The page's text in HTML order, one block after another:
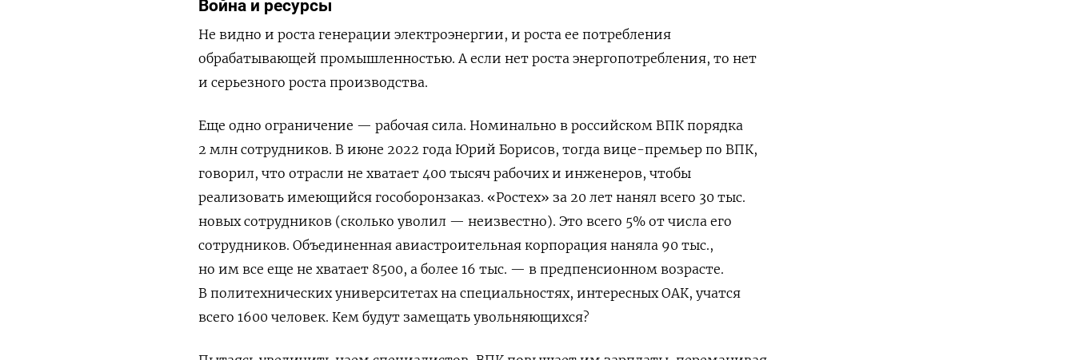
Война и ресурсы
Не видно и роста генерации электроэнергии, и роста ее потребления
обрабатывающей промышленностью. А если нет роста энергопотребления, то нет
и серьезного роста производства.
Еще одно ограничение — рабочая сила. Номинально в российском ВПК порядка
2 млн сотрудников. В июне 2022 года Юрий Борисов, тогда вице-премьер по ВПК,
говорил, что отрасли не хватает 400 тысяч рабочих и инженеров, чтобы
реализовать имеющийся гособоронзаказ. «Ростех» за 20 лет нанял всего 30 тыс.
новых сотрудников (сколько уволил — неизвестно). Это всего 5% от числа его
сотрудников. Объединенная авиастроительная корпорация наняла 90 тыс.,
но им все еще не хватает 8500, а более 16 тыс. — в предпенсионном возрасте.
В политехнических университетах на специальностях, интересных ОАК, учатся
всего 1600 человек. Кем будут замещать увольняющихся?